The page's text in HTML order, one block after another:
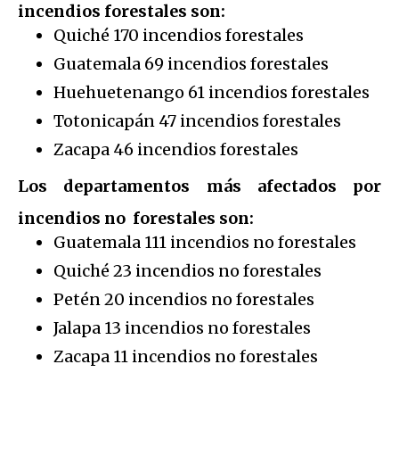
incendios forestales son:
Quiché 170 incendios forestales
Guatemala 69 incendios forestales
Huehuetenango 61 incendios forestales
Totonicapán 47 incendios forestales
Zacapa 46 incendios forestales
Los departamentos más afectados por
incendios no forestales son:
Guatemala 111 incendios no forestales
Quiché 23 incendios no forestales
Petén 20 incendios no forestales
Jalapa 13 incendios no forestales
Zacapa 11 incendios no forestales